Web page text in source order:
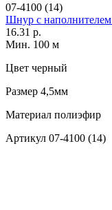
07-4100 (14)
Шнур с
16.31 р.
Мин. 100 м
Цвет черный
Размер 4,5мм
Материал полиэфир
Артикул 07-4100 (14)